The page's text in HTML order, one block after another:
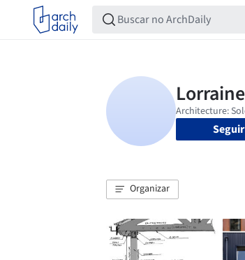
Seguir
Organizar